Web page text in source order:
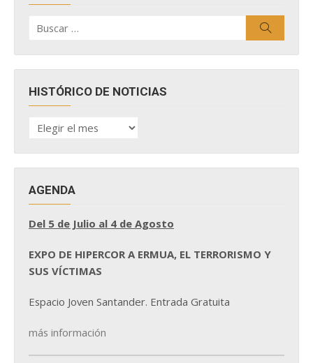
por:
HISTÓRICO DE NOTICIAS
HISTÓRICO
DE
AGENDA
Del 5 de Julio al 4 de Agosto
EXPO DE HIPERCOR A ERMUA, EL TERRORISMO Y
SUS VÍCTIMAS
Espacio Joven Santander. Entrada Gratuita
más información